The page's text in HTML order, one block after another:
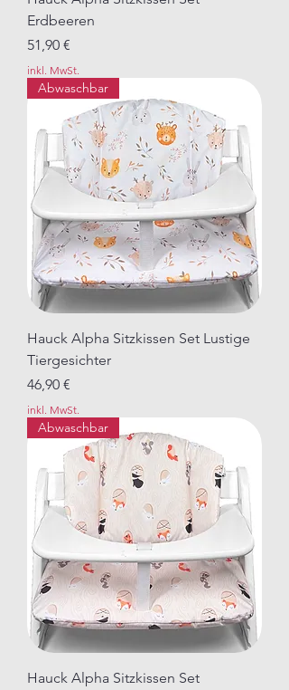
Erdbeeren
Preis
51,90 €
inkl. MwSt.
Abwaschbar
Hauck Alpha Sitzkissen Set Lustige
Tiergesichter
Preis
46,90 €
inkl. MwSt.
Abwaschbar
Hauck Alpha Sitzkissen Set